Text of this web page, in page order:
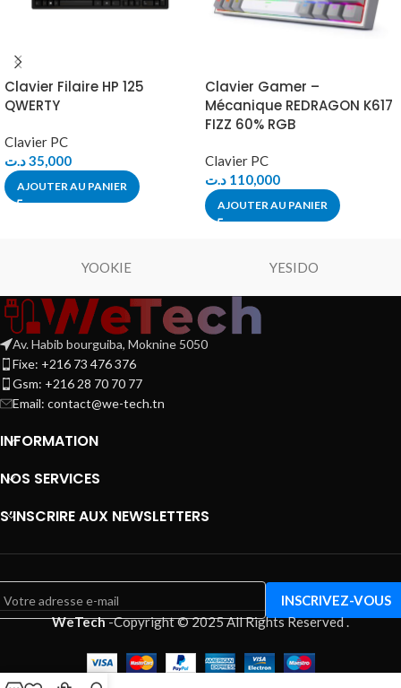
Clavier Filaire HP 125
QWERTY
Clavier PC
35,000د.ت
AJOUTER AU PANIER
Clavier Gamer –
Mécanique REDRAGON K617
FIZZ 60% RGB
Clavier PC
110,000 د.ت
AJOUTER AU PANIER
YOOKIE YESIDO
Av. Habib bourguiba, Moknine 5050
Fixe: +216 73 476 376
Gsm: +216 28 70 70 77
Email: contact@we-tech.tn
INFORMATION
NOS SERVICES
S’INSCRIRE AUX NEWSLETTERS
WeTech-Copyright © 2025 All Rights Reserved.